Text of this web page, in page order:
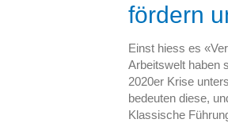
fördern
Einst hiess es
Arbeitswelt haben
2020er Krise
bedeuten diese,
Klassische